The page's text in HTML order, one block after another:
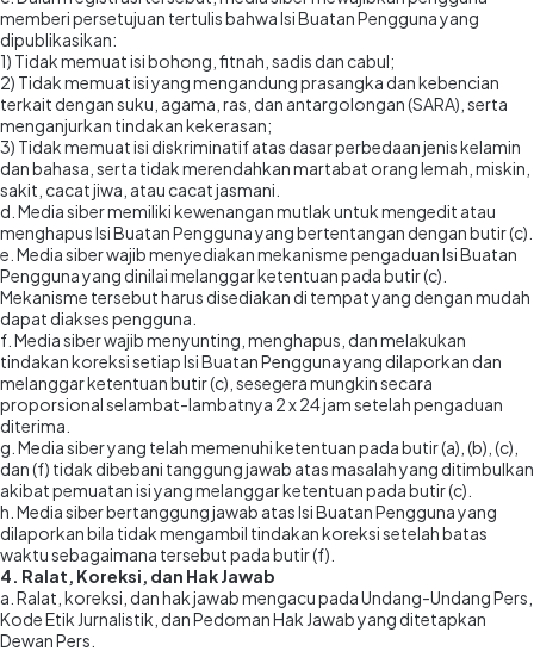
memberi persetujuan tertulis bahwa Isi Buatan Pengguna yang
dipublikasikan:
1) Tidak memuat isi bohong, fitnah, sadis dan cabul;
2) Tidak memuat isi yang mengandung prasangka dan kebencian
terkait dengan suku, agama, ras, dan antargolongan (SARA), serta
menganjurkan tindakan kekerasan;
3) Tidak memuat isi diskriminatif atas dasar perbedaan jenis kelamin
dan bahasa, serta tidak merendahkan martabat orang lemah, miskin,
sakit, cacat jiwa, atau cacat jasmani.
d. Media siber memiliki kewenangan mutlak untuk mengedit atau
menghapus Isi Buatan Pengguna yang bertentangan dengan butir (c).
e. Media siber wajib menyediakan mekanisme pengaduan Isi Buatan
Pengguna yang dinilai melanggar ketentuan pada butir (c).
Mekanisme tersebut harus disediakan di tempat yang dengan mudah
dapat diakses pengguna.
f. Media siber wajib menyunting, menghapus, dan melakukan
tindakan koreksi setiap Isi Buatan Pengguna yang dilaporkan dan
melanggar ketentuan butir (c), sesegera mungkin secara
proporsional selambat-lambatnya 2 x 24 jam setelah pengaduan
diterima.
g. Media siber yang telah memenuhi ketentuan pada butir (a), (b), (c),
dan (f) tidak dibebani tanggung jawab atas masalah yang ditimbulkan
akibat pemuatan isi yang melanggar ketentuan pada butir (c).
h. Media siber bertanggung jawab atas Isi Buatan Pengguna yang
dilaporkan bila tidak mengambil tindakan koreksi setelah batas
waktu sebagaimana tersebut pada butir (f).
4. Ralat, Koreksi, dan Hak Jawab
a. Ralat, koreksi, dan hak jawab mengacu pada Undang-Undang Pers,
Kode Etik Jurnalistik, dan Pedoman Hak Jawab yang ditetapkan
Dewan Pers.